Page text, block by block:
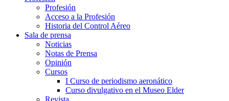
Profesión
Acceso a la Profesión
Historia del Control Aéreo
Sala de prensa
Noticias
Notas de Prensa
Opinión
Cursos
I Curso de periodismo aeronático
Curso divulgativo en el Museo Elder
Revista